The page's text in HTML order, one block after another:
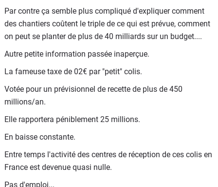
Par contre ça semble plus compliqué d'expliquer comment
des chantiers coûtent le triple de ce qui est prévue, comment
on peut se planter de plus de 40 milliards sur un budget....
Autre petite information passée inaperçue.
La fameuse taxe de 02€ par "petit" colis.
Votée pour un prévisionnel de recette de plus de 450
millions/an.
Elle rapportera péniblement 25 millions.
En baisse constante.
Entre temps l'activité des centres de réception de ces colis en
France est devenue quasi nulle.
Pas d'emploi...